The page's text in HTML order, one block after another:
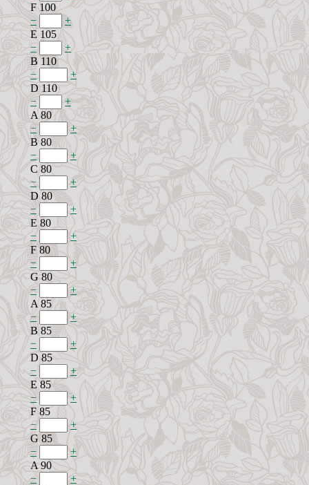
F 100
−
+
E 105
−
+
B 110
−
+
D 110
−
+
A 80
−
+
B 80
−
+
C 80
−
+
D 80
−
+
E 80
−
+
F 80
−
+
G 80
−
+
A 85
−
+
B 85
−
+
D 85
−
+
E 85
−
+
F 85
−
+
G 85
−
+
A 90
−
+